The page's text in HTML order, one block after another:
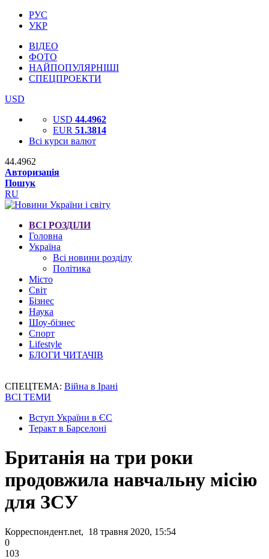
РУС
УКР
ВІДЕО
ФОТО
НАЙПОПУЛЯРНІШІ
СПЕЦПРОЕКТИ
USD
USD 44.4962
EUR 51.3814
Всі курси валют
44.4962
Авторизація
Пошук
RU
ВСІ РОЗДІЛИ
Головна
Україна
Всі новини розділу
Політика
Місто
Світ
Бізнес
Наука
Шоу-бізнес
Спорт
Lifestyle
БЛОГИ ЧИТАЧІВ
СПЕЦТЕМА: Війна в Ірані
ВСІ ТЕМИ
Вступ України в ЄС
Теракт в Барселоні
Британія на три роки
продовжила навчальну місію
для ЗСУ
Корреспондент.net, 18 травня 2020, 15:54
0
103